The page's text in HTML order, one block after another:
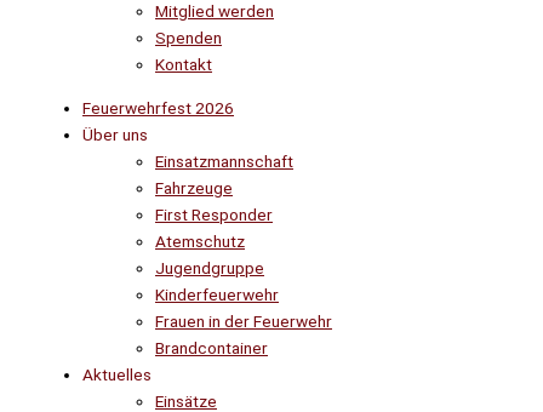
Mitglied werden
Spenden
Kontakt
Feuerwehrfest 2026
Über uns
Einsatzmannschaft
Fahrzeuge
First Responder
Atemschutz
Jugendgruppe
Kinderfeuerwehr
Frauen in der Feuerwehr
Brandcontainer
Aktuelles
Einsätze